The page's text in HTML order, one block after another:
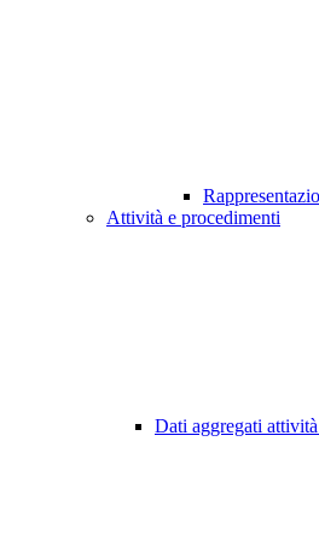
Attività e procedimenti
Dati aggregati